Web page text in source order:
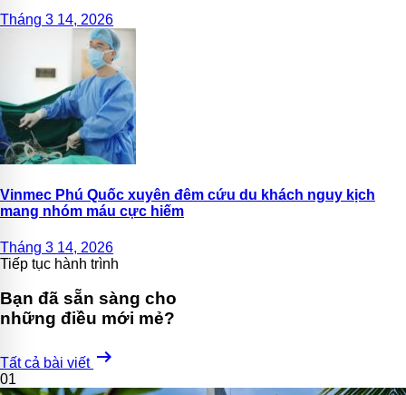
Tháng 3 14, 2026
Vinmec Phú Quốc xuyên đêm cứu du khách nguy kịch
mang nhóm máu cực hiếm
Tháng 3 14, 2026
Tiếp tục hành trình
Bạn đã sẵn sàng cho
những điều mới mẻ?
Tất cả bài viết arrow_right_alt
01